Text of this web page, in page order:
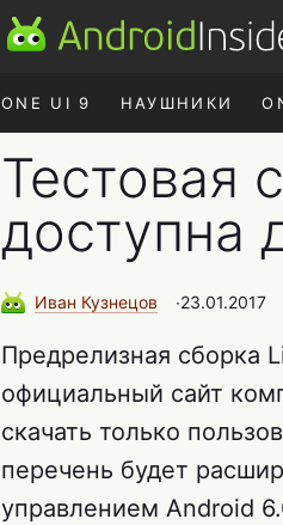
ONE UI 9 НАУШНИКИ
Тестовая
доступна
Иван Кузнецов ∙23.01.2017
Предрелизная сборка
официальный сайт
скачать только
перечень будет
управлением Android